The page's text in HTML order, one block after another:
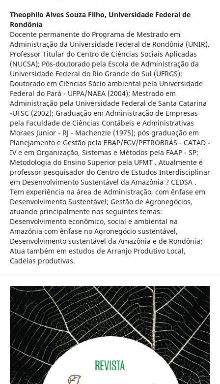
Theophilo Alves Souza Filho, Universidade Federal de
Rondônia
Docente permanente do Programa de Mestrado em
Administração da Universidade Federal de Rondônia (UNIR).
Professor Titular do Centro de Ciências Sociais Aplicadas
(NUCSA); Pós-doutorado pela Escola de Administração da
Universidade Federal do Rio Grande do Sul (UFRGS);
Doutorado em Ciências Sócio ambiental pela Universidade
Federal do Pará - UFPA/NAEA (2004); Mestrado em
Administração pela Universidade Federal de Santa Catarina
-UFSC (2002); Graduação em Administração de Empresas
pela Faculdade de Ciências Contábeis e Administrativas
Moraes Junior - RJ - Machenzie (1975); pós graduação em
Planejamento e Gestão pela EBAP/FGV/PETROBRÁS - CATAD -
IV e em Organização, Sistemas e Métodos pela FAAP - SP;
Metodologia do Ensino Superior pela UFMT . Atualmente é
professor pesquisador do Centro de Estudos Interdisciplinar
em Desenvolvimento Sustentável da Amazônia ? CEDSA .
Tem experiência na área de Administração, com ênfase em
Desenvolvimento Sustentável; Gestão de Agronegócios,
atuando principalmente nos seguintes temas:
Desenvolvimento econômico, social e ambiental na
Amazônia com ênfase no Agronegócio sustentável,
Desenvolvimento sustentável da Amazônia e de Rondônia;
Atua também em estudos de Arranjo Produtivo Local,
Cadeias produtivas.